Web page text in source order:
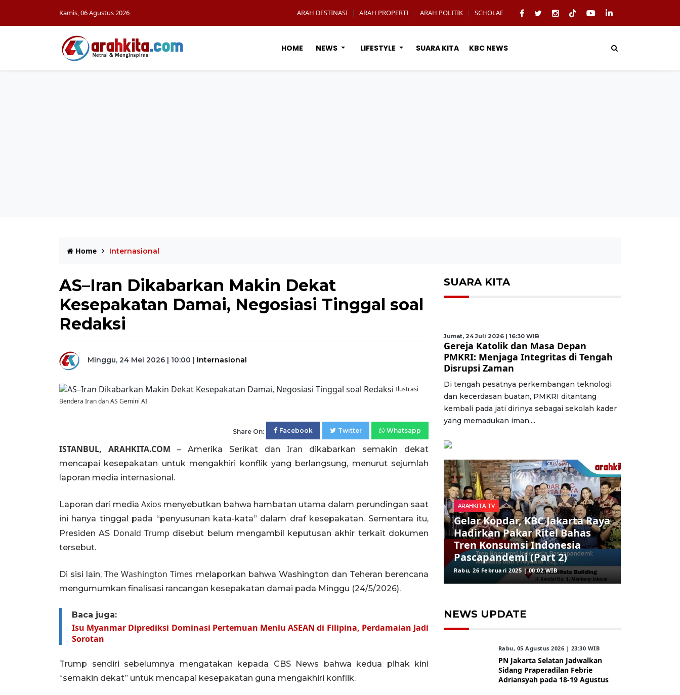
Kamis, 06 Agustus 2026 ARAH DESTINASI | ARAH PROPERTI | ARAH POLITIK | SCHOLAE
HOME NEWS LIFESTYLE SUARA KITA KBC NEWS
Home Internasional
AS–Iran Dikabarkan Makin Dekat
Kesepakatan Damai, Negosiasi Tinggal soal
Redaksi
Minggu, 24 Mei 2026 | 10:00 | Internasional
Ilustrasi
Bendera Iran dan AS Gemini AI
Share On: Facebook Twitter Whatsapp
ISTANBUL, ARAHKITA.COM – Amerika Serikat dan Iran dikabarkan semakin dekat
mencapai kesepakatan untuk mengakhiri konflik yang berlangsung, menurut sejumlah
laporan media internasional.
Laporan dari mediaAxios menyebutkan bahwa hambatan utama dalam perundingan saat
ini hanya tinggal pada “penyusunan kata-kata” dalam draf kesepakatan. Sementara itu,
Presiden AS Donald Trump disebut belum mengambil keputusan akhir terkait dokumen
tersebut.
Di sisi lain,The Washington Times melaporkan bahwa Washington dan Teheran berencana
mengumumkan finalisasi rancangan kesepakatan damai pada Minggu (24/5/2026).
Baca juga:
Isu Myanmar Diprediksi Dominasi Pertemuan Menlu ASEAN di Filipina, Perdamaian Jadi
Sorotan
Trump sendiri sebelumnya mengatakan kepada CBS News bahwa kedua pihak kini
“semakin dekat” untuk mencapai kesepakatan guna mengakhiri konflik.
SUARA KITA
Jumat, 24 Juli 2026 | 16:30 WIB
Gereja Katolik dan Masa Depan
PMKRI: Menjaga Integritas di Tengah
Disrupsi Zaman
Di tengah pesatnya perkembangan teknologi
dan kecerdasan buatan, PMKRI ditantang
kembali pada jati dirinya sebagai sekolah kader
yang memadukan iman....
ARAHKITA TV
Gelar Kopdar, KBC Jakarta Raya
Hadirkan Pakar Ritel Bahas
Tren Konsumsi Indonesia
Pascapandemi (Part 2)
Rabu, 26 Februari 2025 | 00:02 WIB
NEWS UPDATE
Rabu, 05 Agustus 2026 | 23:30 WIB
PN Jakarta Selatan Jadwalkan
Sidang Praperadilan Febrie
Adriansyah pada 18-19 Agustus